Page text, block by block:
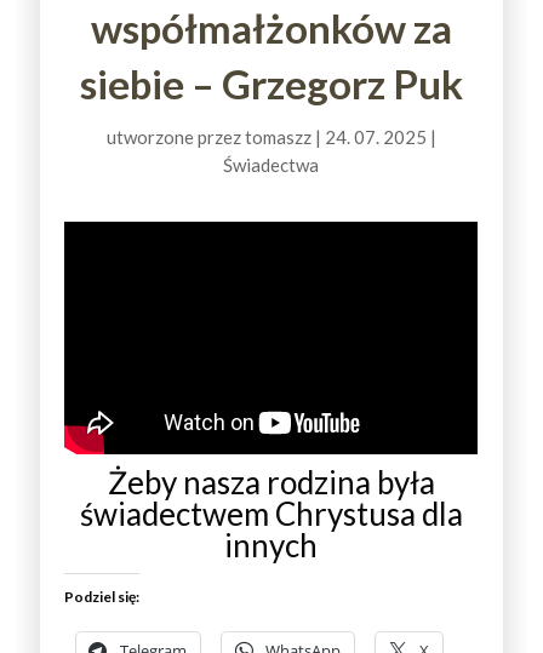
współmałżonków za
siebie – Grzegorz Puk
utworzone przeztomaszz| 24. 07. 2025 |
Świadectwa
Żeby nasza rodzina była
świadectwem Chrystusa dla
innych
Podziel się: